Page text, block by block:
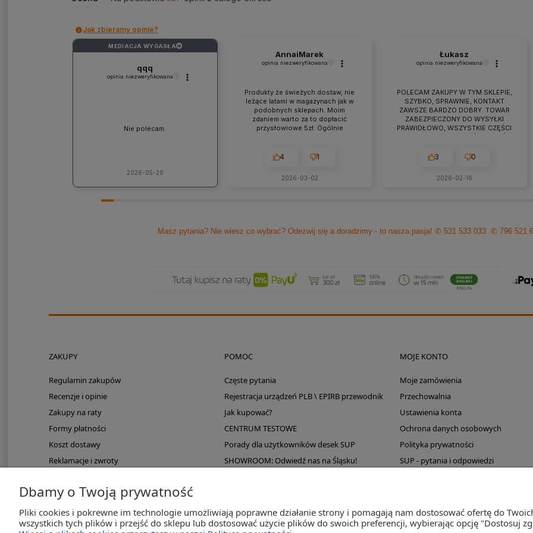
Jak zbieramy opinie?
MEDIACJA WYGASŁA ?
qqq
opinia niezweryfikowana
Nie polecam.
2026-05-29
AnnaiMarek
opinia niezweryfikowana
Produkty że świeżych dostaw, nie
leżące latami w magazynach jak w
podobnych sklepach. Moim
zdaniem warto za to dopłacić
przysłowiowe 5zł. Ogólnie
jakieś problemy zawsze można
liczyć na szybką pomoc czy
Polecam z czystym sumieniem!
4 1
2026-03-02
Łukasz
opinia niezweryfikowana
POLECAM ZAKUPY W TYM SKLEPIE,
SZYBKO, SPRAWNIE, KONTAKT
ZAWSZE BARDZO DOBRY. TOWAR
ZABEZPIECZONY DO WYSYŁKI
PRAWIDŁOWO, WSZYSTKIE CZĘŚCI
BYŁY W ZESTAWIE. jEŻELI KTOŚ
WARTO TUTAJ
3 0
2026-02-16
Masz pytania? Nie wiesz co wybrać? Odezwij się a doradzimy - to nasza pasja!✆ 531 533 033 ✆ 796 521
ZAKUPY
Regulamin zakupów
Recenzje i opinie
Zakupy na raty
Formy płatności
Koszt dostawy
Reklamacje i zwroty
PayPo odroczona płatność
POMOC
Częste pytania
Rejestracja urządzeń PLB \ EPIRB przewodnik
Jak kupować?
CENTRUM TESTOWE
Porady dla użytkowników desek SUP
SHOWROOM: Odwiedź nas na Śląsku!
MOJE KONTO
Moje zamówienia
Przechowalnia
Ustawienia konta
Ochrona danych osobowych
Polityka prywatności
SUP - pytania i odpowiedzi
Dbamy o Twoją prywatność
Pliki cookies i pokrewne im technologie umożliwiają poprawne działanie strony i pomagają nam dostosować ofertę do
wszystkich tych plików i przejść do sklepu lub dostosować użycie plików do swoich preferencji, wybierając opcję "Dostosuj